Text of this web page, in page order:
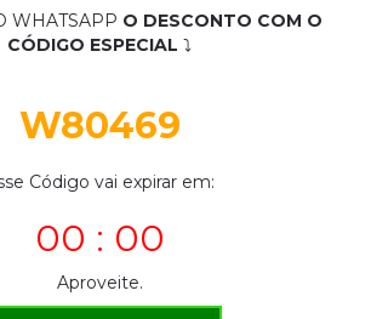
WHATSAPP O DESCONTO COM O
CÓDIGO ESPECIAL ⤵
W80469
Código vai expirar em:
00 : 00
Aproveite.